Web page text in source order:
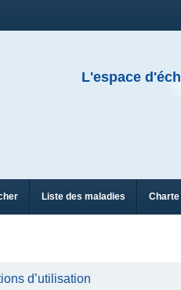
L'espace
Liste des maladies Charte
d’utilisation